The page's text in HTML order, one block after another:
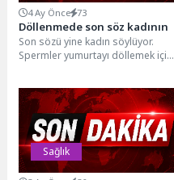
4 Ay Önce 73
Döllenmede son söz kadının
Son sözü yine kadın söylüyor.
Spermler yumurtayı döllemek için
Sağlık